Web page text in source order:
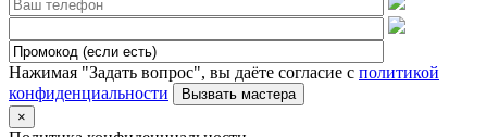
Нажимая "Задать вопрос", вы даёте согласие с политикой
конфиденциальности
×